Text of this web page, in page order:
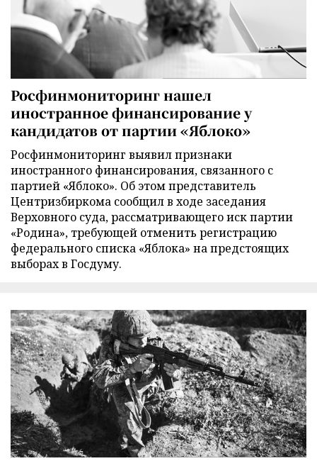
Росфинмониторинг нашел
иностранное финансирование у
кандидатов от партии «Яблоко»
Росфинмониторинг выявил признаки
иностранного финансирования, связанного с
партией «Яблоко». Об этом представитель
Центризбиркома сообщил в ходе заседания
Верховного суда, рассматривающего иск партии
«Родина», требующей отменить регистрацию
федерального списка «Яблока» на предстоящих
выборах в Госдуму.